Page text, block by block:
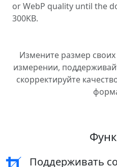
or WebP quality until the
300KB.
Измените размер
измерении,
скорректируйте
Поддерживать